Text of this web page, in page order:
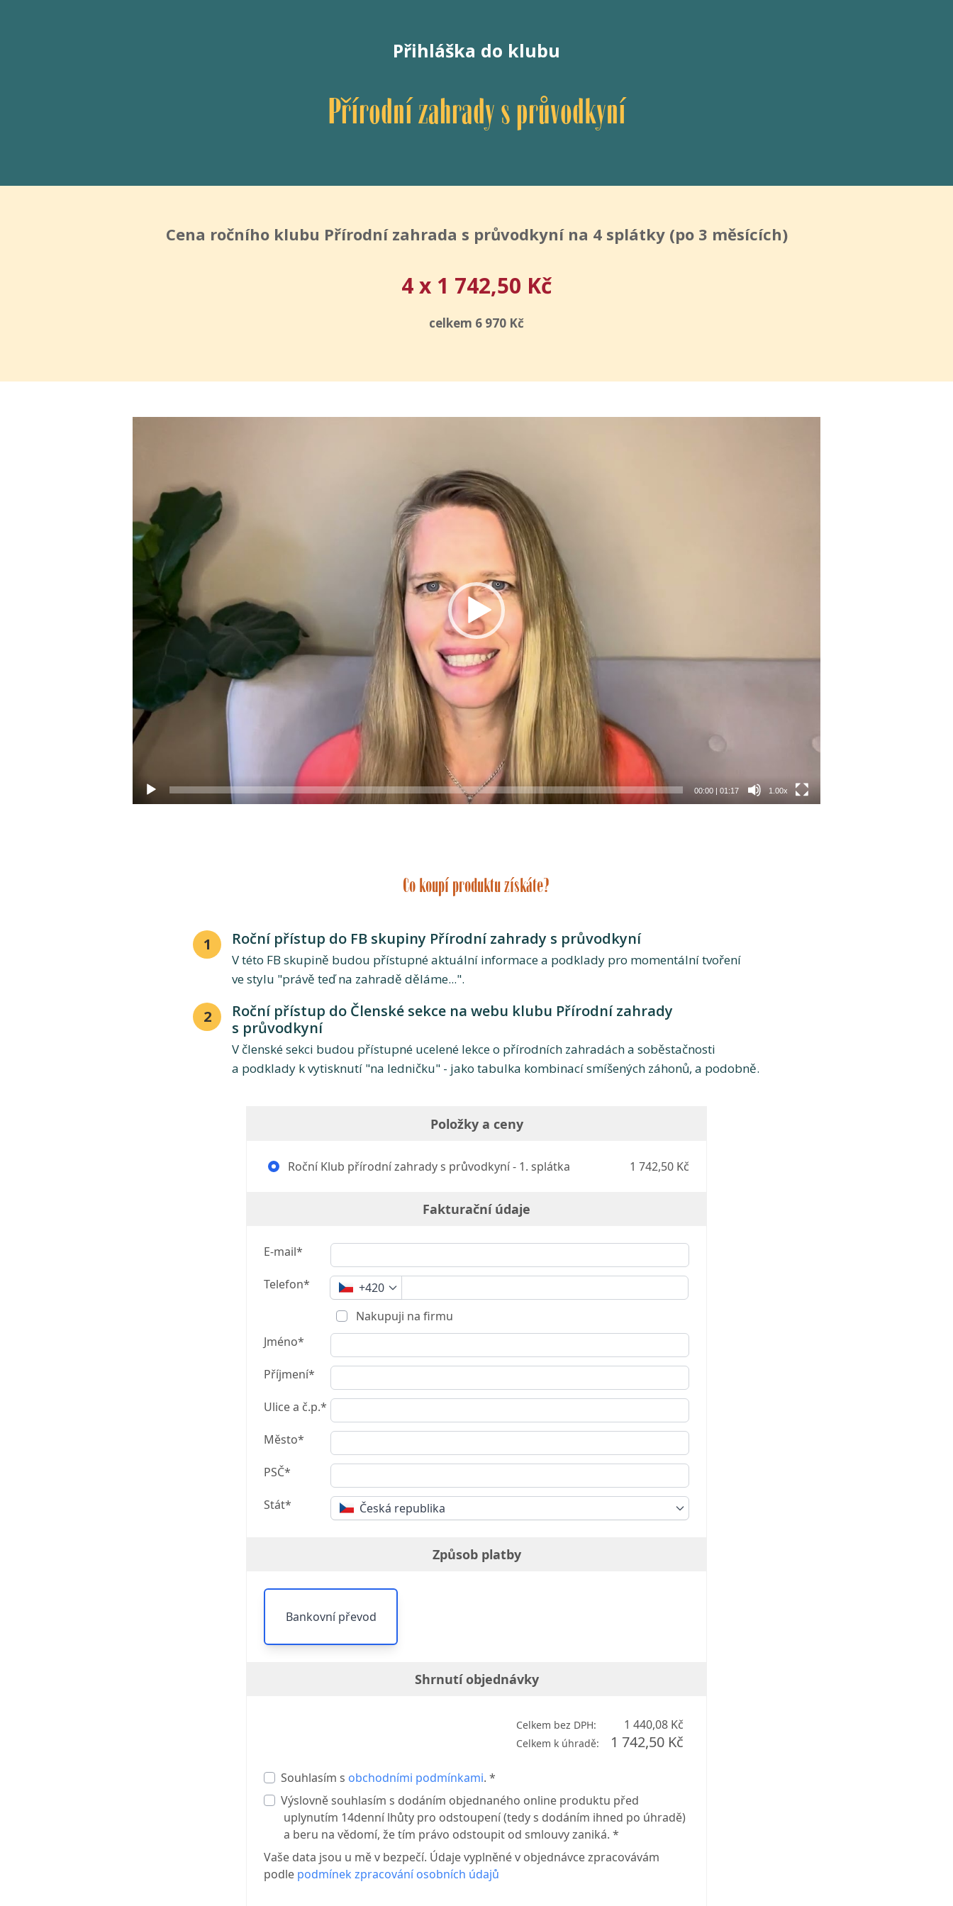
Přihláška do klubu
Přírodní zahrady s průvodkyní
Cena ročního klubu Přírodní zahrada s průvodkyní na 4 splátky (po 3 měsících)
4 x 1 742,50 Kč
celkem 6 970 Kč
00:00 | 01:17 1.00x
Co koupí produktu získáte?
1 Roční přístup do FB skupiny Přírodní zahrady s průvodkyní
V této FB skupině budou přístupné aktuální informace a podklady pro momentální tvoření
ve stylu "právě teď na zahradě děláme...".
2
Roční přístup do Členské sekce na webu klubu Přírodní zahrady
s průvodkyní
V členské sekci budou přístupné ucelené lekce o přírodních zahradách a soběstačnosti
a podklady k vytisknutí "na ledničku" - jako tabulka kombinací smíšených záhonů, a podobně.
Položky a ceny
Roční Klub přírodní zahrady s průvodkyní - 1. splátka 1 742,50 Kč
Fakturační údaje
E-mail*
Telefon*
+420
Nakupuji na firmu
Jméno*
Příjmení*
Ulice a č.p.*
Město*
PSČ*
Stát* Česká republika
Způsob platby
Bankovní převod
Shrnutí objednávky
Celkem bez DPH: 1 440,08 Kč
Celkem k úhradě: 1 742,50 Kč
Souhlasím s obchodními podmínkami. *
Výslovně souhlasím s dodáním objednaného online produktu před
uplynutím 14denní lhůty pro odstoupení (tedy s dodáním ihned po úhradě)
a beru na vědomí, že tím právo odstoupit od smlouvy zaniká. *
Vaše data jsou u mě v bezpečí. Údaje vyplněné v objednávce zpracovávám
podle podmínek zpracování osobních údajů